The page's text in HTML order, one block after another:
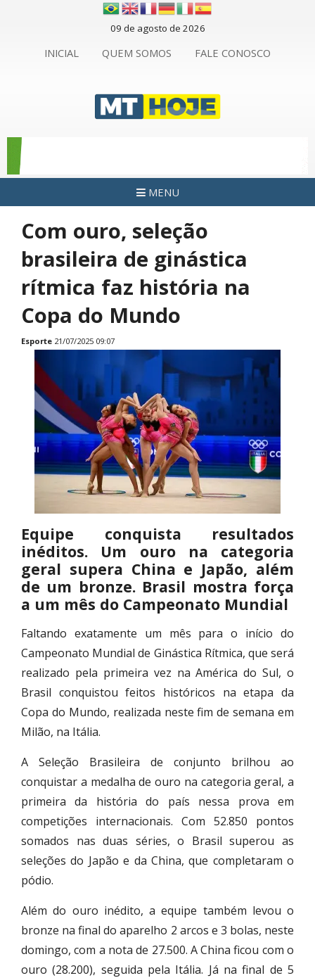
09 de agosto de 2026
INICIAL QUEM SOMOS FALE CONOSCO
MENU
Com ouro, seleção
brasileira de ginástica
rítmica faz história na
Copa do Mundo
Esporte 21/07/2025 09:07
Equipe conquista resultados
inéditos. Um ouro na categoria
geral supera China e Japão, além
de um bronze. Brasil mostra força
a um mês do Campeonato Mundial
Faltando exatamente um mês para o início do
Campeonato Mundial de Ginástica Rítmica, que será
realizado pela primeira vez na América do Sul, o
Brasil conquistou feitos históricos na etapa da
Copa do Mundo, realizada neste fim de semana em
Milão, na Itália.
A Seleção Brasileira de conjunto brilhou ao
conquistar a medalha de ouro na categoria geral, a
primeira da história do país nessa prova em
competições internacionais. Com 52.850 pontos
somados nas duas séries, o Brasil superou as
seleções do Japão e da China, que completaram o
pódio.
Além do ouro inédito, a equipe também levou o
bronze na final do aparelho 2 arcos e 3 bolas, neste
domingo, com a nota de 27.500. A China ficou com o
ouro (28.200), seguida pela Itália. Já na final de 5